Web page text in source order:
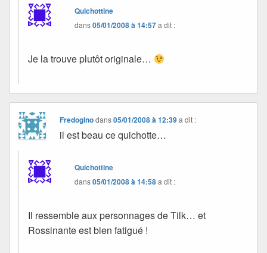
Quichottine
dans05/01/2008 à 14:57a dit :
Je la trouve plutôt originale…
Fredoginodans05/01/2008 à 12:39 a dit :
il est beau ce quichotte…
Quichottine
dans05/01/2008 à 14:58a dit :
Il ressemble aux personnages de Tilk… et
Rossinante est bien fatigué !